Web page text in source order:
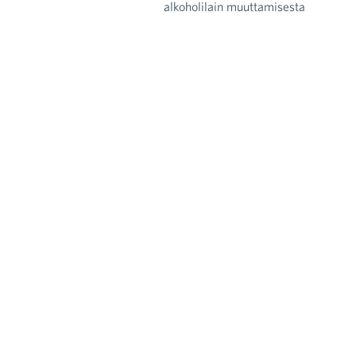
alkoholilain muuttamisesta